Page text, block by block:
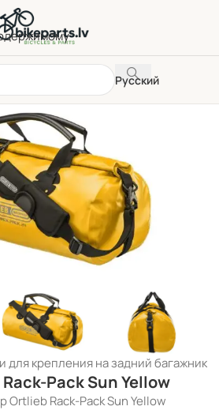
Русский
увеличить
для крепления на задний багажник
Pack Sun Yellow
Ortlieb Rack-Pack Sun Yellow